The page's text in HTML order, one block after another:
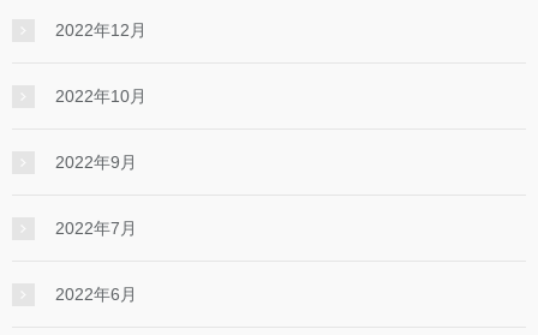
2022年12月
2022年10月
2022年9月
2022年7月
2022年6月